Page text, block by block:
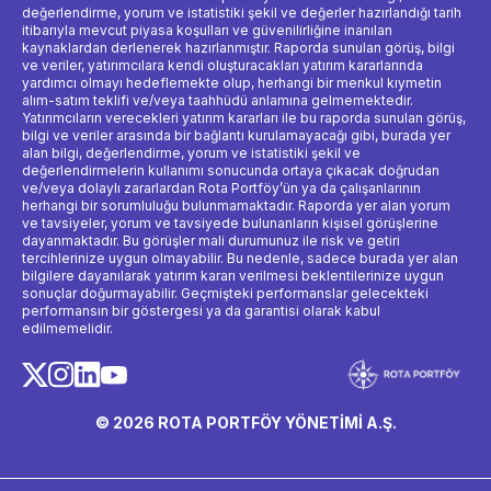
değerlendirme, yorum ve istatistiki şekil ve değerler hazırlandığı tarih
itibarıyla mevcut piyasa koşulları ve güvenilirliğine inanılan
kaynaklardan derlenerek hazırlanmıştır. Raporda sunulan görüş, bilgi
ve veriler, yatırımcılara kendi oluşturacakları yatırım kararlarında
yardımcı olmayı hedeflemekte olup, herhangi bir menkul kıymetin
alım-satım teklifi ve/veya taahhüdü anlamına gelmemektedir.
Yatırımcıların verecekleri yatırım kararları ile bu raporda sunulan görüş,
bilgi ve veriler arasında bir bağlantı kurulamayacağı gibi, burada yer
alan bilgi, değerlendirme, yorum ve istatistiki şekil ve
değerlendirmelerin kullanımı sonucunda ortaya çıkacak doğrudan
ve/veya dolaylı zararlardan Rota Portföy’ün ya da çalışanlarının
herhangi bir sorumluluğu bulunmamaktadır. Raporda yer alan yorum
ve tavsiyeler, yorum ve tavsiyede bulunanların kişisel görüşlerine
dayanmaktadır. Bu görüşler mali durumunuz ile risk ve getiri
tercihlerinize uygun olmayabilir. Bu nedenle, sadece burada yer alan
bilgilere dayanılarak yatırım kararı verilmesi beklentilerinize uygun
sonuçlar doğurmayabilir. Geçmişteki performanslar gelecekteki
performansın bir göstergesi ya da garantisi olarak kabul
edilmemelidir.
© 2026 ROTA PORTFÖY YÖNETİMİ A.Ş.